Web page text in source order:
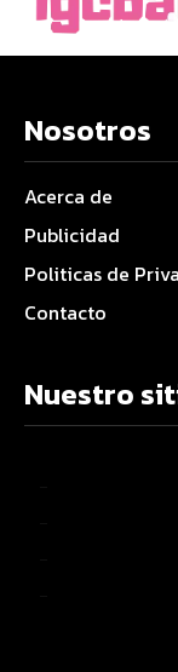
Nosotros
Acerca de
Publicidad
Politicas de
Contacto
Nuestro